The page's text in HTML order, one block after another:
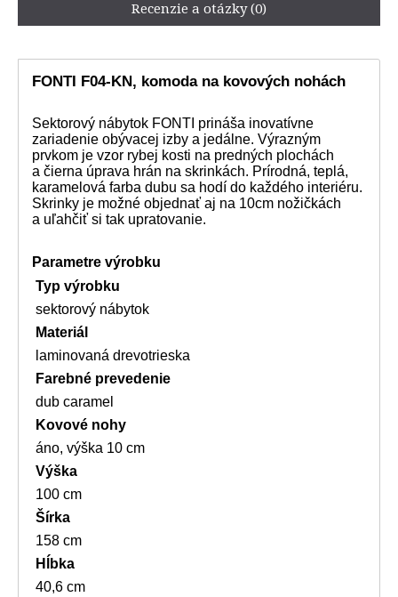
Recenzie a otázky (0)
FONTI F04-KN, komoda na kovových nohách
Sektorový nábytok FONTI prináša inovatívne
zariadenie obývacej izby a jedálne. Výrazným
prvkom je vzor rybej kosti na predných plochách
a čierna úprava hrán na skrinkách. Prírodná, teplá,
karamelová farba dubu sa hodí do každého interiéru.
Skrinky je možné objednať aj na 10cm nožičkách
a uľahčiť si tak upratovanie.
Parametre výrobku
Typ výrobku
sektorový nábytok
Materiál
laminovaná drevotrieska
Farebné prevedenie
dub caramel
Kovové nohy
áno, výška 10 cm
Výška
100 cm
Šírka
158 cm
Hĺbka
40,6 cm